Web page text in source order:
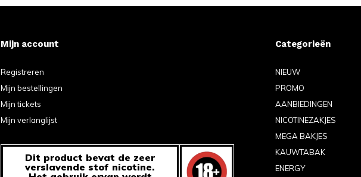
Mijn account
Registreren
Mijn bestellingen
Mijn tickets
Mijn verlanglijst
Dit product bevat de zeer
verslavende stof nicotine.
Categorieën
NIEUW
PROMO
AANBIEDINGEN
NICOTINEZAKJES
MEGA BAKJES
KAUWTABAK
ENERGY